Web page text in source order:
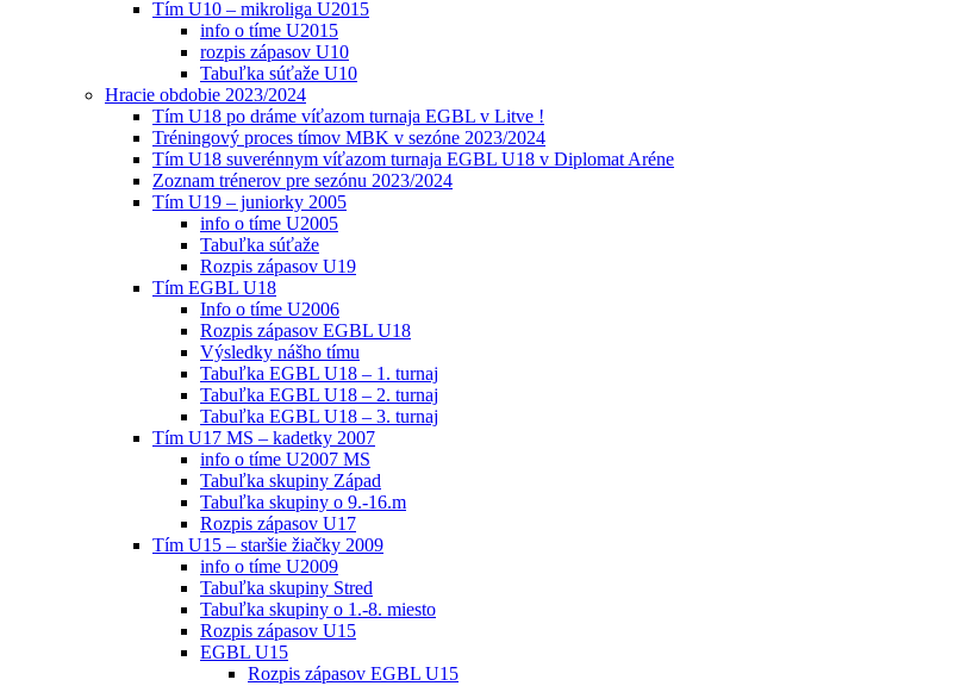
Tím U10 – mikroliga U2015
info o tíme U2015
rozpis zápasov U10
Tabuľka súťaže U10
Hracie obdobie 2023/2024
Tím U18 po dráme víťazom turnaja EGBL v Litve !
Tréningový proces tímov MBK v sezóne 2023/2024
Tím U18 suverénnym víťazom turnaja EGBL U18 v Diplomat Aréne
Zoznam trénerov pre sezónu 2023/2024
Tím U19 – juniorky 2005
info o tíme U2005
Tabuľka súťaže
Rozpis zápasov U19
Tím EGBL U18
Info o tíme U2006
Rozpis zápasov EGBL U18
Výsledky nášho tímu
Tabuľka EGBL U18 – 1. turnaj
Tabuľka EGBL U18 – 2. turnaj
Tabuľka EGBL U18 – 3. turnaj
Tím U17 MS – kadetky 2007
info o tíme U2007 MS
Tabuľka skupiny Západ
Tabuľka skupiny o 9.-16.m
Rozpis zápasov U17
Tím U15 – staršie žiačky 2009
info o tíme U2009
Tabuľka skupiny Stred
Tabuľka skupiny o 1.-8. miesto
Rozpis zápasov U15
EGBL U15
Rozpis zápasov EGBL U15